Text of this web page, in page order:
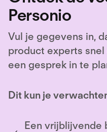
Personio
Vul je gegevens in,
product experts
een gesprek in te
Dit kun je
Een vrijblijvende